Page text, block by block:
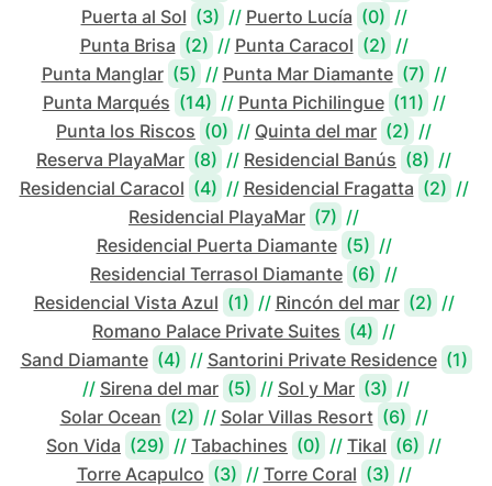
Puerta al Sol (3) // Puerto Lucía (0) //
Punta Brisa (2) // Punta Caracol (2) //
Punta Manglar (5) // Punta Mar Diamante (7) //
Punta Marqués (14) // Punta Pichilingue (11) //
Punta los Riscos (0) // Quinta del mar (2) //
Reserva PlayaMar (8) // Residencial Banús (8) //
Residencial Caracol (4) // Residencial Fragatta (2) //
Residencial PlayaMar (7) //
Residencial Puerta Diamante (5) //
Residencial Terrasol Diamante (6) //
Residencial Vista Azul (1) // Rincón del mar (2) //
Romano Palace Private Suites (4) //
Sand Diamante (4) // Santorini Private Residence (1)
// Sirena del mar (5) // Sol y Mar (3) //
Solar Ocean (2) // Solar Villas Resort (6) //
Son Vida (29) // Tabachines (0) // Tikal (6) //
Torre Acapulco (3) // Torre Coral (3) //